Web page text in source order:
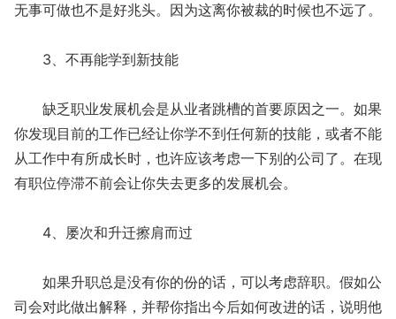
无事可做也不是好兆头。因为这离你被裁的时候也不远了。
3、不再能学到新技能
缺乏职业发展机会是从业者跳槽的首要原因之一。如果
你发现目前的工作已经让你学不到任何新的技能，或者不能
从工作中有所成长时，也许应该考虑一下别的公司了。在现
有职位停滞不前会让你失去更多的发展机会。
4、屡次和升迁擦肩而过
如果升职总是没有你的份的话，可以考虑辞职。假如公
司会对此做出解释，并帮你指出今后如何改进的话，说明他